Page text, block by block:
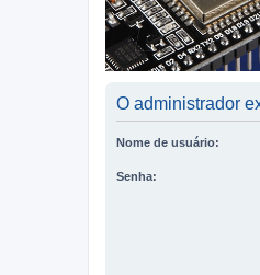
O administrador
Nome de usuário:
Senha: